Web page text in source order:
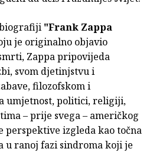
"Frank Zappa
je originalno objavio
Zappa pripovijeda
svom djetinjstvu i
filozofskom i
umjetnost, politici, religiji,
– prije svega – američkog
perspektive izgleda kao točna
u ranoj fazi sindroma koji je